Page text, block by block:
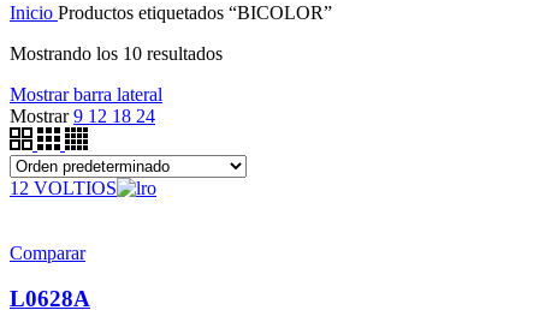
Inicio Productos etiquetados “BICOLOR”
Mostrando los 10 resultados
Mostrar barra lateral
Mostrar9 12 18 24
12 VOLTIOS
Comparar
L0628A